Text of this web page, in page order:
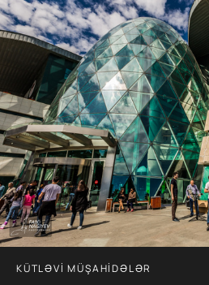
KÜTLƏVI MÜŞAHIDƏLƏR